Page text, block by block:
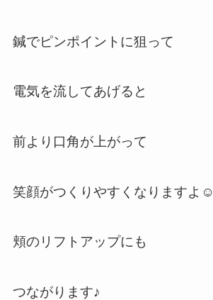
鍼でピンポイントに狙って
電気を流してあげると
前より口角が上がって
笑顔がつくりやすくなりますよ☺️
頬のリフトアップにも
つながります♪